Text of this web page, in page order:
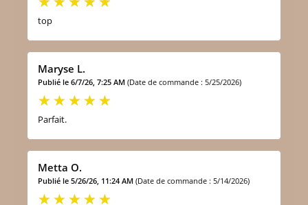
top
Maryse L.
Publié le 6/7/26, 7:25 AM (Date de commande : 5/25/2026)
Parfait.
Metta O.
Publié le 5/26/26, 11:24 AM (Date de commande : 5/14/2026)